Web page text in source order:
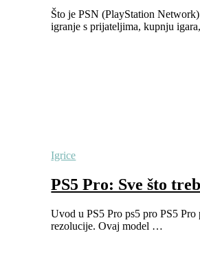
Što je PSN (PlayStation
igranje s prijateljima, kupnju
Igrice
PS5 Pro: Sve što
Uvod u PS5 Pro ps5 pro PS5
rezolucije. Ovaj model …